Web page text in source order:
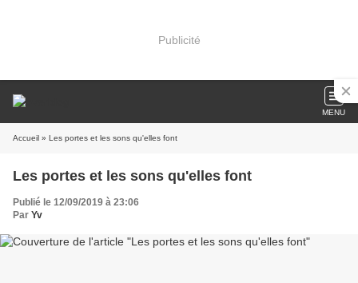
Publicité
MENU
Accueil » Les portes et les sons qu'elles font
Les portes et les sons qu'elles font
Publié le 12/09/2019 à 23:06
Par Yv